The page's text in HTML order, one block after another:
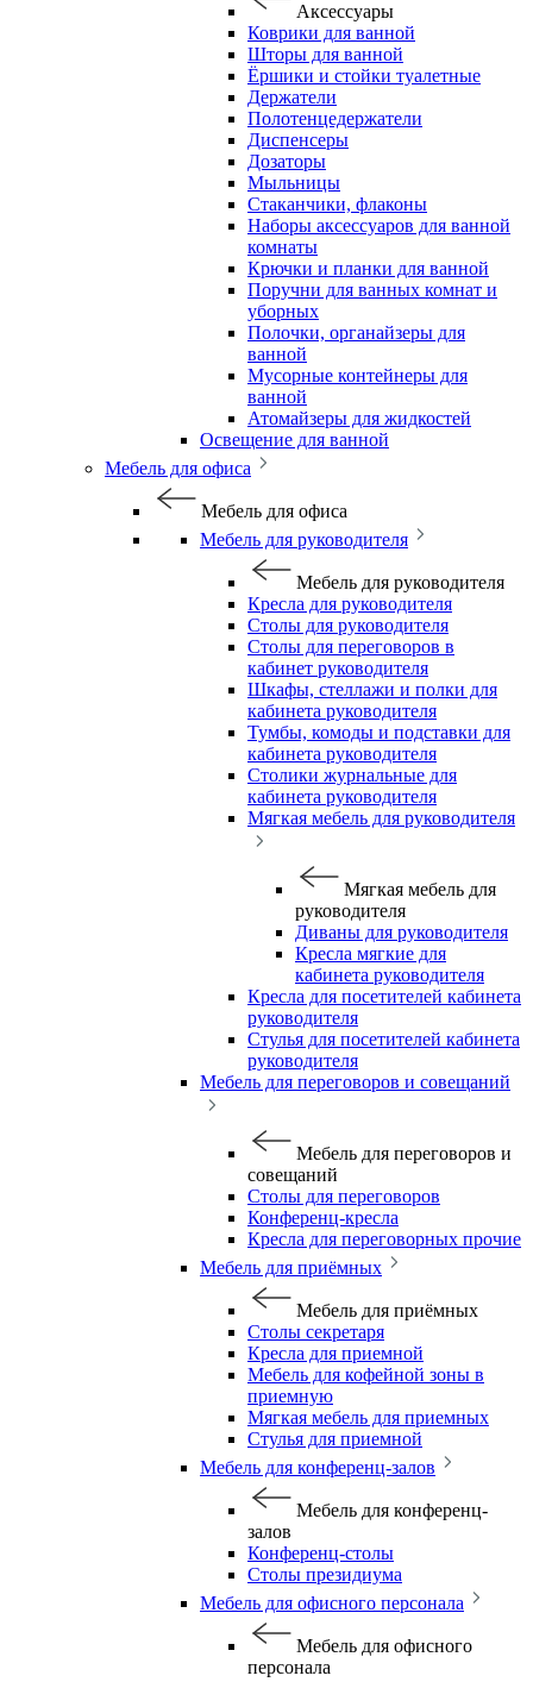
Аксессуары
Коврики для ванной
Шторы для ванной
Ёршики и стойки туалетные
Держатели
Полотенцедержатели
Диспенсеры
Дозаторы
Мыльницы
Стаканчики, флаконы
Наборы аксессуаров для ванной
комнаты
Крючки и планки для ванной
Поручни для ванных комнат и
уборных
Полочки, органайзеры для
ванной
Мусорные контейнеры для
ванной
Атомайзеры для жидкостей
Освещение для ванной
Мебель для офиса
Мебель для офиса
Мебель для руководителя
Мебель для руководителя
Кресла для руководителя
Столы для руководителя
Столы для переговоров в
кабинет руководителя
Шкафы, стеллажи и полки для
кабинета руководителя
Тумбы, комоды и подставки для
кабинета руководителя
Столики журнальные для
кабинета руководителя
Мягкая мебель для руководителя
Мягкая мебель для
руководителя
Диваны для руководителя
Кресла мягкие для
кабинета руководителя
Кресла для посетителей кабинета
руководителя
Стулья для посетителей кабинета
руководителя
Мебель для переговоров и совещаний
Мебель для переговоров и
совещаний
Столы для переговоров
Конференц-кресла
Кресла для переговорных прочие
Мебель для приёмных
Мебель для приёмных
Столы секретаря
Кресла для приемной
Мебель для кофейной зоны в
приемную
Мягкая мебель для приемных
Стулья для приемной
Мебель для конференц-залов
Мебель для конференц-
залов
Конференц-столы
Столы президиума
Мебель для офисного персонала
Мебель для офисного
персонала